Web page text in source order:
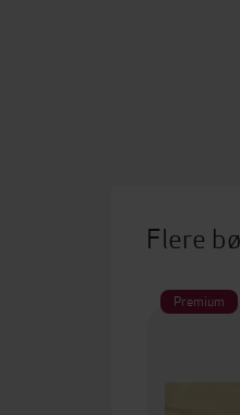
Flere
Premium